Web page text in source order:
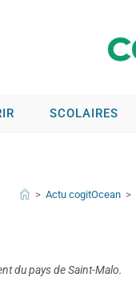
SCOLAIRES
> Actu cogitOcean >
du pays de Saint-Malo.